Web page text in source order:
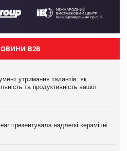
B2B
утримання талантів: як
та продуктивність вашої
презентувала надлегкі керамічні